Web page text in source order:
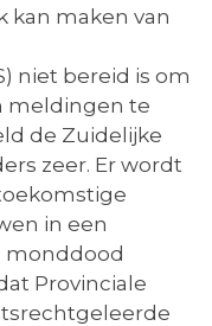
kan maken van
niet bereid is om
meldingen te
de Zuidelijke
zeer. Er wordt
in een
monddood
Provinciale